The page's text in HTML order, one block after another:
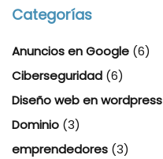
Categorías
Anuncios en Google (6)
Ciberseguridad (6)
Diseño web en wordpress
Dominio (3)
emprendedores (3)